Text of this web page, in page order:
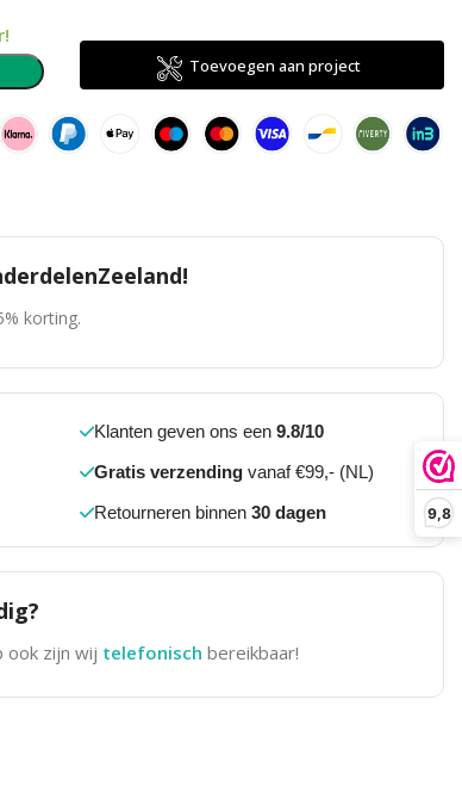
9,8
Toevoegen aan project
korting.
Klanten geven ons een 9.8/10
Gratis verzendingvanaf €99,- (NL)
Retourneren binnen 30 dagen
ook zijn wij telefonisch bereikbaar!